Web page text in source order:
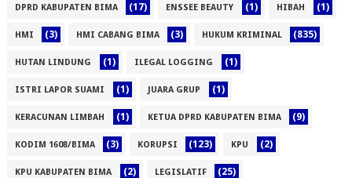
DPRD KABUPATEN BIMA (17) ENSSEE BEAUTY (1) HIBAH (1)
HMI (3) HMI CABANG BIMA (3) HUKUM KRIMINAL (835)
HUTAN LINDUNG (1) ILEGAL LOGGING (1)
ISTRI LAPOR SUAMI (1) JUARA GRUP (1)
KERACUNAN LIMBAH (1) KETUA DPRD KABUPATEN BIMA (9)
KODIM 1608/BIMA (3) KORUPSI (123) KPU (2)
KPU KABUPATEN BIMA (2) LEGISLATIF (25)